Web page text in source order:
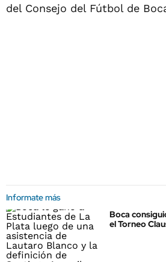
del Consejo del Fútbol de
Informate más
Boca
el Torneo